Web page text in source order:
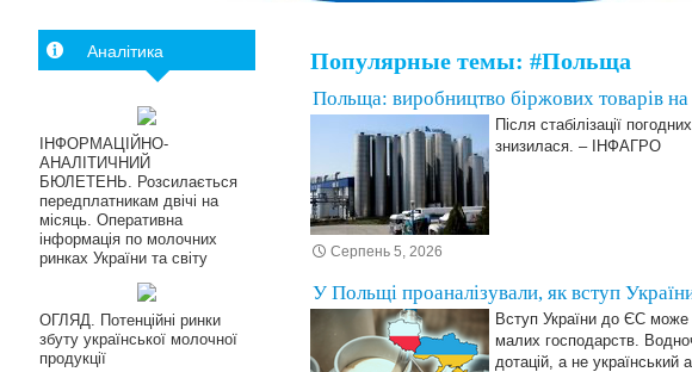
Популярные темы: #Польща
Польща: виробництво біржових товарів на
Після стабілізації
знизилася. – ІНФАГРО
Серпень 5, 2026
У Польщі проаналізували, як вступ
Вступ України до ЄС може
малих господарств.
дотацій, а не
Аналітика
ІНФОРМАЦІЙНО-
АНАЛІТИЧНИЙ
БЮЛЕТЕНЬ. Розсилається
передплатникам двічі на
місяць. Оперативна
інформація по молочних
ринках України та світу
ОГЛЯД. Потенційні ринки
збуту української молочної
продукції